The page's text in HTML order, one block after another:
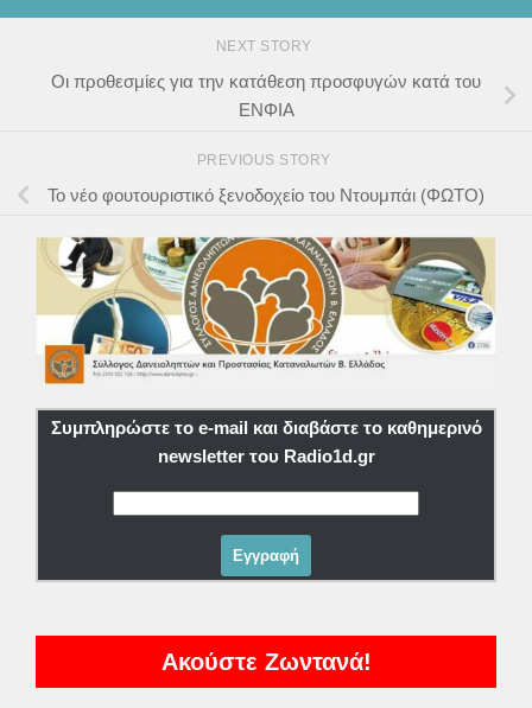
NEXT STORY
Οι προθεσμίες για την κατάθεση προσφυγών κατά του
ΕΝΦΙΑ
PREVIOUS STORY
Το νέο φουτουριστικό ξενοδοχείο του Ντουμπάι (ΦΩΤΟ)
Συμπληρώστε το e-mail και διαβάστε το καθημερινό
newsletter του Radio1d.gr
Ακούστε Ζωντανά!